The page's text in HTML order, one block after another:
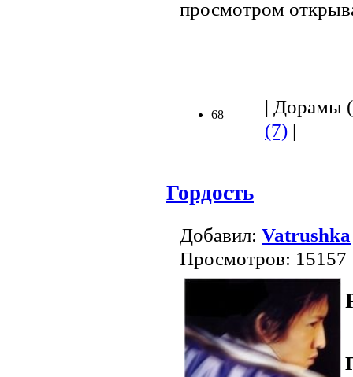
просмотром
68
| Дорамы
(7) |
Гордость
Добавил: Vatrushka
Просмотров: 15157